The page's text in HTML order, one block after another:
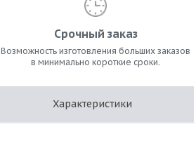
Срочный заказ
Возможность изготовления больших заказов
в минимально короткие сроки.
Характеристики